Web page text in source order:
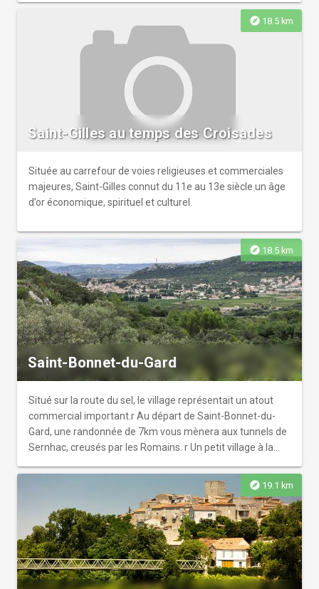
explore 18.5 km
Saint-Gilles au temps des Croisades
Située au carrefour de voies religieuses et commerciales
majeures, Saint-Gilles connut du 11e au 13e siècle un âge
d’or économique, spirituel et culturel.
explore 18.5 km
Saint-Bonnet-du-Gard
Situé sur la route du sel, le village représentait un atout
commercial important.r Au départ de Saint-Bonnet-du-
Gard, une randonnée de 7km vous mènera aux tunnels de
Sernhac, creusés par les Romains. r Un petit village à la
explore 19.1 km